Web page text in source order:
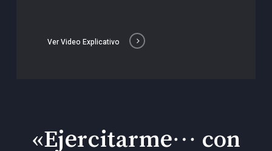
Ver Video Explicativo
«Ejercitarme… con